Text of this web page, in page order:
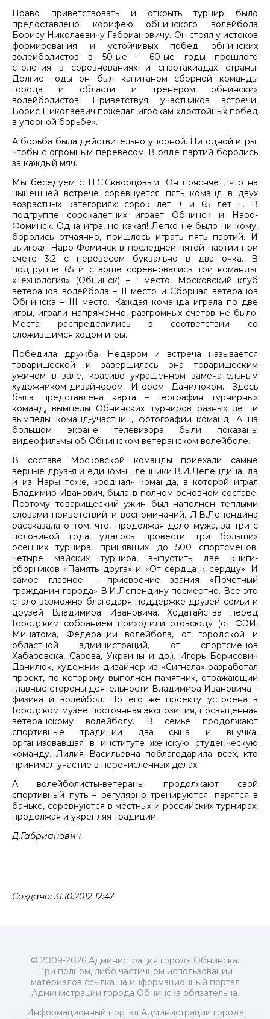
Право приветствовать и открыть турнир было
предоставлено корифею обнинского волейбола
Борису Николаевичу Габриановичу. Он стоял у истоков
формирования и устойчивых побед обнинских
волейболистов в 50-ые – 60-ые годы прошлого
столетия в соревнованиях и спартакиадах страны.
Долгие годы он был капитаном сборной команды
города и области и тренером обнинских
волейболистов. Приветствуя участников встречи,
Борис Николаевич пожелал игрокам «достойных побед
в упорной борьбе».
А борьба была действительно упорной. Ни одной игры,
чтобы с огромным перевесом. В ряде партий боролись
за каждый мяч.
Мы беседуем с Н.С.Скворцовым. Он поясняет, что на
нынешней встрече соревнуется пять команд в двух
возрастных категориях: сорок лет + и 65 лет +. В
подгруппе сорокалетних играет Обнинск и Наро-
Фоминск. Одна игра, но какая! Легко не было ни кому,
боролись отчаянно, пришлось играть пять партий. И
выиграл Наро-Фоминск в последней пятой партии при
счете 3:2 с перевесом буквально в два очка. В
подгруппе 65 и старше соревновались три команды:
«Технология» (Обнинск) – I место, Московский клуб
ветеранов волейбола – II место и Сборная ветеранов
Обнинска – III место. Каждая команда играла по две
игры, играли напряженно, разгромных счетов не было.
Места распределились в соответствии со
сложившимся ходом игры.
Победила дружба. Недаром и встреча называется
товарищеской и завершилась она товарищеским
ужином в зале, красиво украшенном замечательным
художником-дизайнером Игорем Данилюком. Здесь
была представлена карта – география турнирных
команд, вымпелы Обнинских турниров разных лет и
вымпелы команд-участниц, фотографии команд. А на
большом экране телевизора были показаны
видеофильмы об Обнинском ветеранском волейболе.
В составе Московской команды приехали самые
верные друзья и единомышленники В.И.Лепендина, да
и из Нары тоже, «родная» команда, в которой играл
Владимир Иванович, была в полном основном составе.
Поэтому товарищеский ужин был наполнен теплыми
словами приветствий и воспоминаний. Л.В.Лепендина
рассказала о том, что, продолжая дело мужа, за три с
половиной года удалось провести три больших
осенних турнира, принявших до 500 спортсменов,
четыре майских турнира, выпустить две книги-
сборников «Память друга» и «От сердца к сердцу». И
самое главное – присвоение звания «Почетный
гражданин города» В.И.Лепендину посмертно. Все это
стало возможно благодаря поддержке друзей семьи и
друзей Владимира Ивановича. Ходатайства перед
Городским собранием приходили отовсюду (от ФЭИ,
Минатома, Федерации волейбола, от городской и
областной администраций, от спортсменов
Хабаровска, Сарова, Украины и др.). Игорь Борисович
Данилюк, художник-дизайнер из «Сигнала» разработал
проект, по которому выполнен памятник, отражающий
главные стороны деятельности Владимира Ивановича –
физика и волейбол. По его же проекту устроена в
Городском музее постоянная экспозиция, посвященная
ветеранскому волейболу. В семье продолжают
спортивные традиции два сына и внучка,
организовавшая в институте женскую студенческую
команду. Лилия Васильевна поблагодарила всех, кто
принимал участие в перечисленных делах.
А волейболисты-ветераны продолжают свой
спортивный путь – регулярно тренируются, парятся в
баньке, соревнуются в местных и российских турнирах,
продолжая и укрепляя традиции.
Д.Габрианович
Создано: 31.10.2012 12:47
© 2009-2026 Администрация города Обнинска.
При полном, либо частичном использовании
материалов ссылка на информационный портал
Администрации города Обнинска обязательна.
Информационный портал Администрации города